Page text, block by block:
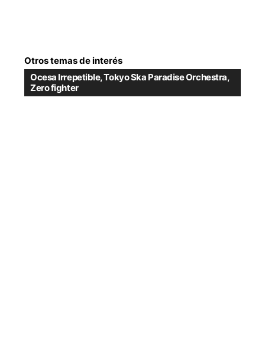
Otros temas de interés
Ocesa Irrepetible,Tokyo Ska Paradise Orchestra,
Zero fighter